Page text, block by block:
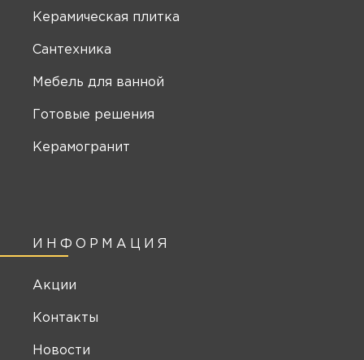
ИНФОРМАЦИЯ
Акции
Контакты
Новости
Керамическая плитка
Сантехника
Мебель для ванной
Готовые решения
Керамогранит